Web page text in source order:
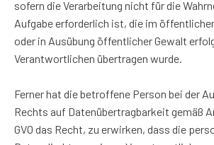
sofern die Verarbeitung nicht für die
Aufgabe erforderlich ist, die im
oder in Ausübung öffentlicher Gewalt
Verantwortlichen übertragen wurde.
Ferner hat die betroffene Person bei der
Rechts auf Datenübertragbarkeit gemäß
GVO das Recht, zu erwirken, dass die